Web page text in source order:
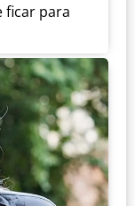
ficar para